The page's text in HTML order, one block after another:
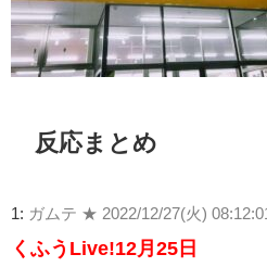
反応まとめ
1: ガムテ ★ 2022/12/27(火)
くふうLive!12月25日